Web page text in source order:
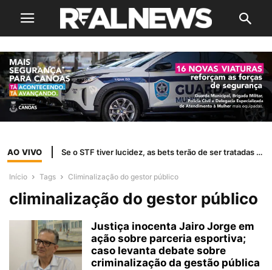
AO VIVO Se o STF tiver lucidez, as bets terão de ser tratadas como jogo de azar
Início Tags Climinalização do gestor público
climinalização do gestor público
Justiça inocenta Jairo Jorge em
ação sobre parceria esportiva;
caso levanta debate sobre
criminalização da gestão pública